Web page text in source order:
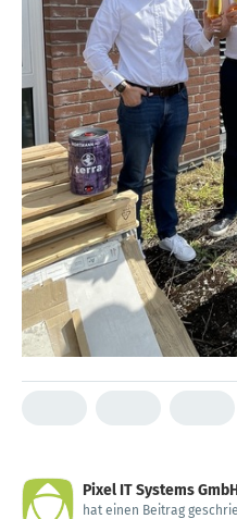
Pixel IT Systems
hat einen Beitrag